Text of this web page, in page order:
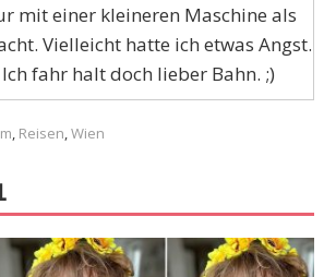
mit einer kleineren Maschine als
Vielleicht hatte ich etwas Angst.
Ich fahr halt doch lieber Bahn. ;)
, Reisen,Wien